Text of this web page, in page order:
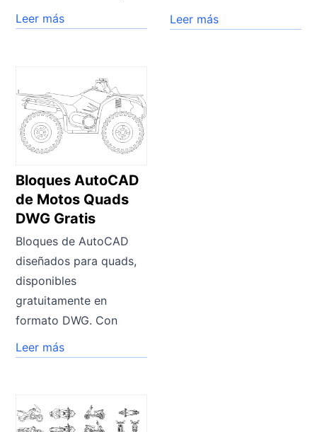
Leer más
Leer más
Bloques AutoCAD
de Motos Quads
DWG Gratis
Bloques de AutoCAD
diseñados para quads,
disponibles
gratuitamente en
formato DWG. Con
Leer más